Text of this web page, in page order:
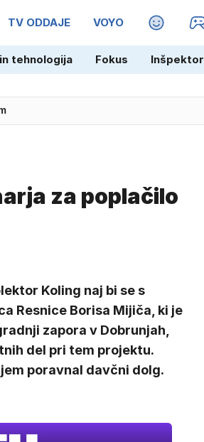
TV ODDAJE VOYO MAGAZIN
tehnologija Fokus Inšpektor
za poplačilo
Koling naj bi se s
Resnice Borisa Mijiča, ki je
zapora v Dobrunjah,
del pri tem projektu.
poravnal davčni dolg.